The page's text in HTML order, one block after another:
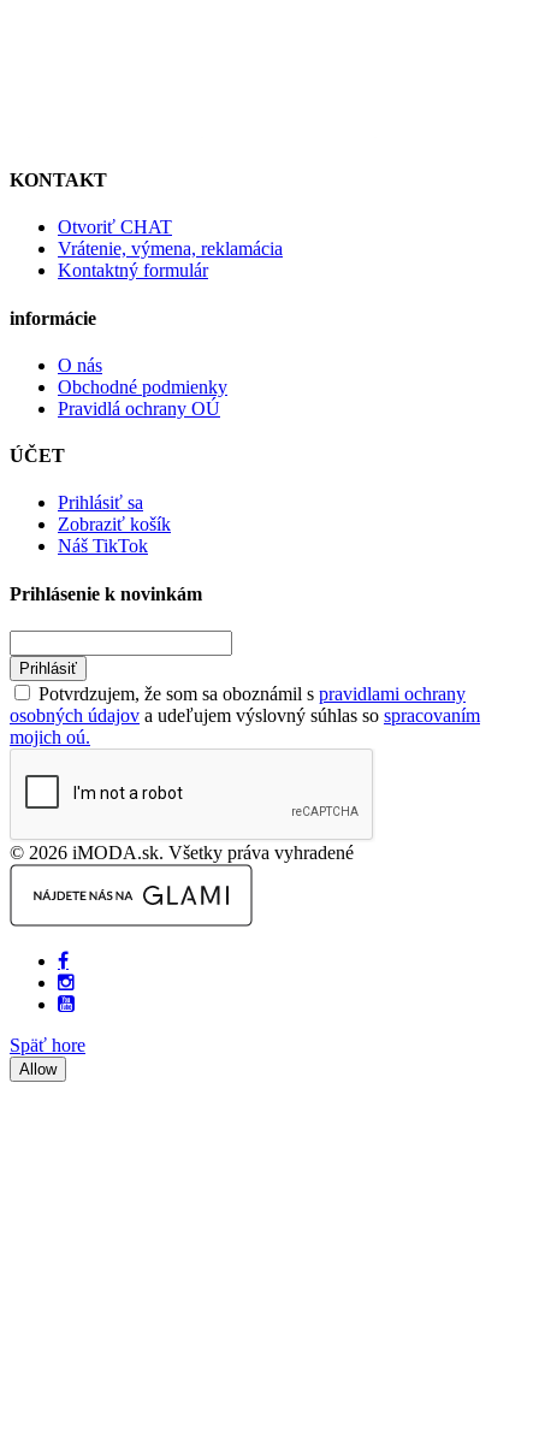
KONTAKT
Otvoriť CHAT
Vrátenie, výmena, reklamácia
Kontaktný formulár
informácie
O nás
Obchodné podmienky
Pravidlá ochrany OÚ
ÚČET
Prihlásiť sa
Zobraziť košík
Náš TikTok
Prihlásenie k novinkám
Prihlásiť
Potvrdzujem, že som sa oboznámil s pravidlami ochrany
osobných údajov a udeľujem výslovný súhlas so spracovaním
mojich oú.
© 2026 iMODA.sk. Všetky práva vyhradené
Späť hore
Allow